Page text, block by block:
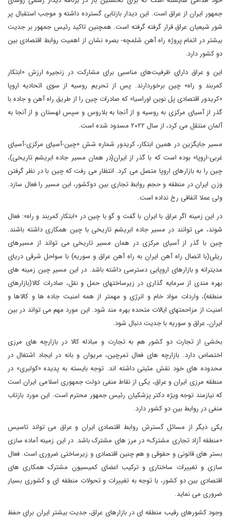
جمهور ایران از عراق است. این دیدار بازتابی گسترده داشته و موجب استقبال پر
شور شیعیان عراق قرار گرفته گرفته است. همچنین تاکید رئیس جمهور بر جدیت
بیشتر در اتمام پروژه راه آهن شلمچه- بصره نشان از اهمیت روابط اقتصادی بین
دو کشور دارد.
این و عراق دارای ظرفیت‌های مناسبی برای مشارکت در زنجیره ارزش «ابتکار
کمربند و راه» چین برخوردارند. پس از تحریم روسیه از سوی اتحادیه اروپا
«کریدور اقتصادی پل نوین اوراسیا» که صادرات چین را از طریق راه آهن و جاده با
گذر از آسیای مرکزی به روسیه و از آنجا به بلاروس و سپس لهستان و از آنجا به
آلمان منتقل می کرد، از سال ۲۰۲۲ مسدود شده است.
مسیر جایگزین در همین ابتکار، کریدور شماره شش «چین-آسیای مرکزی-آسیای
غربی-اروپا» بوده است که با گذر از ایران(در همان مسیر جاده ابریشم تاریخی)،
چین را به بازارهای اروپا متصل می کرد. انتظار می رفت که چین با در نظر گرفتن
وزن ایران در منطقه و حجم روابط تجاری بین دوکشور، این مسیر را فعال سازد.
ولی عملا اتفاقی رخ نداده است.
در این زمینه اگر عراق با ایران با گفت و گو با چین در «ابتکار کمربند و راه»: فعال
شوند، می توانند در مسیر جاده ابریشم تاریخی با چین همکاری داشته باشند.
چین با گذر از آسیای مرکزی در همان مسیر تاریخی می تواند از مسیرهای
ریلی(با اتصال راه آهن ایران به راه آهن عراق و سوریه) با سواحل شرقی دریای
مدیترانه و بازارهای اروپایی دسترسی داشته باشد. در این مسیر چین زمینه های
بهره مندی از سرمایه گذاری در زیرساختهای حمل و نقل، صادرات کالا(بازارهای
منطقه)، واردات مواد خام و انرژی و مهمتر از همه امنیت جاده ها و کالاها و
امنیت از مزاحمتهای ایالات متحده بهره مند شود. این مورد مهم می تواند در بین
ایران، عراق و سوریه با جدیت دنبال شود.
بخشی از تجارت دو کشور هم به تجارت و مبادله کالا در بازارچه های مرزی
اختصاص دارد. بازارچه های فعال تمرچین، مریوان و بانه در ایجاد اشتغال در
محدوده های خود نقش مثبتی داشته اند. توجه بایسته به پدیده «کولبری» در
منطقه مرزی ایران و عراق، یکی از نقاط منفی دولت جمهوری اسلامی ایران است
که نیازمند توجه ویژه دکتر پزشکیان رئیس جمهور محترم است. این مورد بازتاب
منفی در روابط بین دو کشور دارد.
یکی دیگر از مسائل گسترش روابط اقتصادی ایران و عراق می تواند تاسیس
«منطقه آزاد تجاری مشترک» در مرز های مشترک باشد. در این زمینه آماده سازی
بستر های قانونی و حقوقی و هم چنین اقتصادی و زیرساختی ضروری است. فعال
سازی و تغییرات ساختاری و ترکیب اعضای کمیسیون مشترک همکاری های
اقتصادی بین دو کشور، با توجه به تغییرات و تحولات منطقه ای و کشوری بسیار
ضروری می نماید.
وجود کشورهای رقیب منطقه ای در بازارهای عراق، جدیت بیشتر ایران برای حفظ